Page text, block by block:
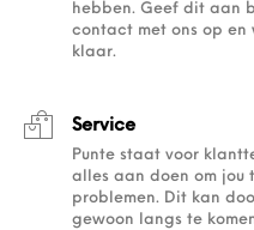
hebben. Geef dit aan
contact met ons op en
klaar.
Service
Punte staat voor
alles aan doen om jou
problemen. Dit kan
gewoon langs te